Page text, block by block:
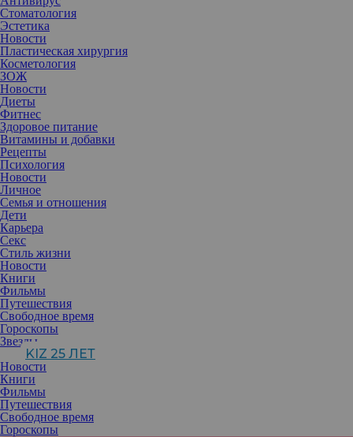
Стоматология
Эстетика
Новости
Пластическая хирургия
Косметология
ЗОЖ
Новости
Диеты
Фитнес
Здоровое питание
Витамины и добавки
Рецепты
Психология
Новости
Личное
Семья и отношения
Дети
Карьера
Секс
Стиль жизни
Новости
Книги
Фильмы
Путешествия
Свободное время
Гороскопы
Звезды
KIZ 25 ЛЕТ
Новости
Книги
Фильмы
Путешествия
Свободное время
Гороскопы
Думаете, что Турция — это только море и пляжи, а в холода там
делать нечего? Пришло время изменить мнение. Зима в Турции
— это заснеженные пейзажи, доступный горнолыжный отдых и
воссоединение с природой в походах в горы. Рассказываем о
пяти самых интересных направлениях для идеального зимнего
отпуска.